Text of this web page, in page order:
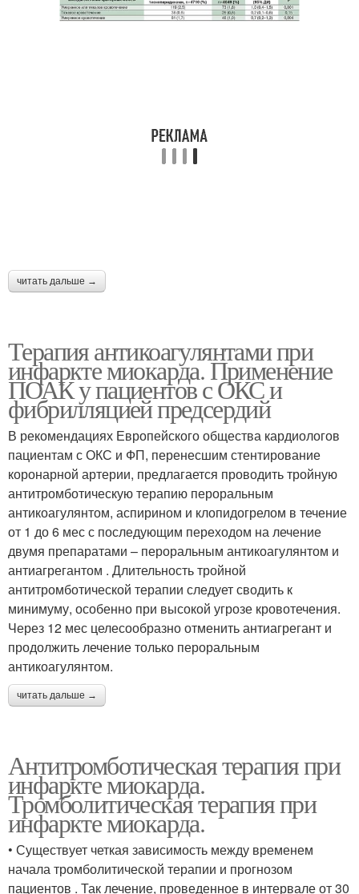
читать дальше →
Терапия антикоагулянтами при
инфаркте миокарда. Применение
ПОАК у пациентов с ОКС и
фибрилляцией предсердий
В рекомендациях Европейского общества кардиологов
пациентам с ОКС и ФП, перенесшим стентирование
коронарной артерии, предлагается проводить тройную
антитромботическую терапию пероральным
антикоагулянтом, аспирином и клопидогрелом в течение
от 1 до 6 мес с последующим переходом на лечение
двумя препаратами – пероральным антикоагулянтом и
антиагрегантом . Длительность тройной
антитромботической терапии следует сводить к
минимуму, особенно при высокой угрозе кровотечения.
Через 12 мес целесообразно отменить антиагрегант и
продолжить лечение только пероральным
антикоагулянтом.
читать дальше →
Антитромботическая терапия при
инфаркте миокарда.
Тромболитическая терапия при
инфаркте миокарда.
• Существует четкая зависимость между временем
начала тромболитической терапии и прогнозом
пациентов . Так лечение, проведенное в интервале от 30